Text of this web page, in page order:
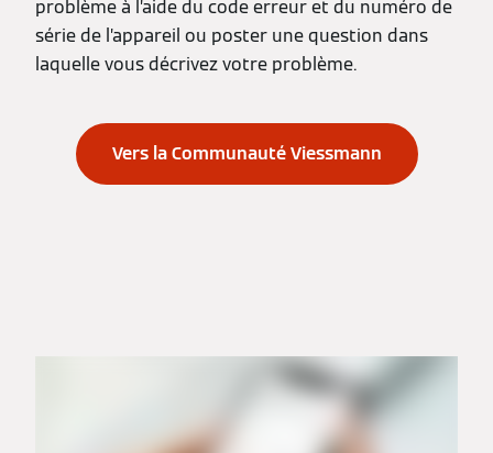
problème à l’aide du code erreur et du numéro de
série de l’appareil ou poster une question dans
laquelle vous décrivez votre problème.
Vers la Communauté Viessmann